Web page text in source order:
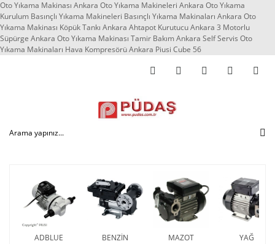
Oto Yıkama Makinası Ankara Oto Yıkama Makineleri Ankara Oto Yıkama
Kurulum Basınçlı Yıkama Makineleri Basınçlı Yıkama Makinaları Ankara Oto
Yıkama Makinası Köpük Tankı Ankara Ahtapot Kurutucu Ankara 3 Motorlu
Süpürge Ankara Oto Yıkama Makinası Tamir Bakım Ankara Self Servis Oto
Yıkama Makinaları Hava Kompresörü Ankara Piusi Cube 56
ADBLUE
BENZİN
MAZOT
YAĞ